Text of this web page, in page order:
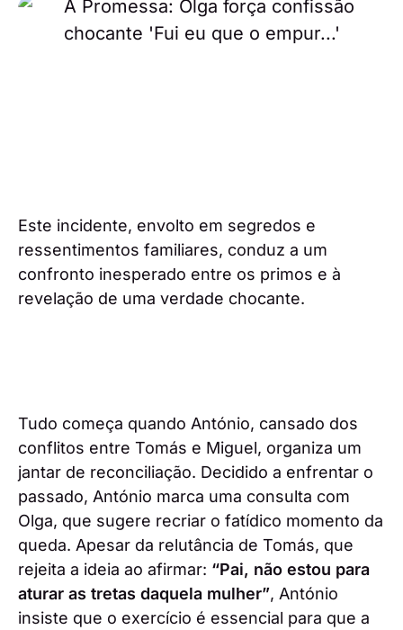
Este incidente, envolto em segredos e
ressentimentos familiares, conduz a um
confronto inesperado entre os primos e à
revelação de uma verdade chocante.
Tudo começa quando António, cansado dos
conflitos entre Tomás e Miguel, organiza um
jantar de reconciliação. Decidido a enfrentar o
passado, António marca uma consulta com
Olga, que sugere recriar o fatídico momento da
queda. Apesar da relutância de Tomás, que
rejeita a ideia ao afirmar: “Pai, não estou para
aturar as tretas daquela mulher”, António
insiste que o exercício é essencial para que a